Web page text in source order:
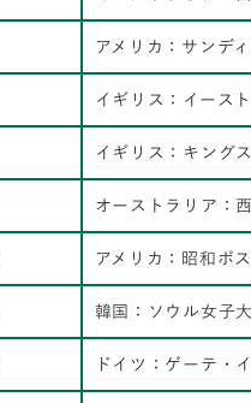
アメリカ：サンデ
イギリス：イース
イギリス：キング
オーストラリア：
アメリカ：昭和ボ
韓国：ソウル女子
ドイツ：ゲーテ・